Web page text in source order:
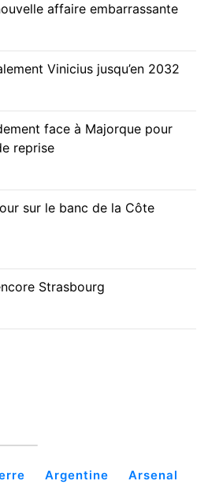
affaire embarrassante
Vinicius jusqu’en 2032
face à Majorque pour
reprise
sur le banc de la Côte
Strasbourg
Argentine Arsenal